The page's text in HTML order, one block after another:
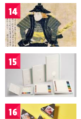
14
15
16